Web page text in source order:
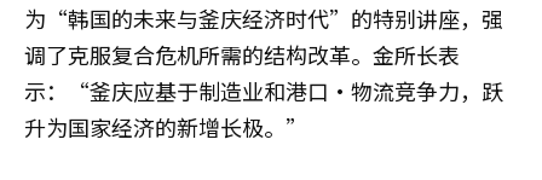
为“韩国的未来与釜庆经济时代”的特别讲座，强
调了克服复合危机所需的结构改革。金所长表
示：“釜庆应基于制造业和港口·物流竞争力，跃
升为国家经济的新增长极。”